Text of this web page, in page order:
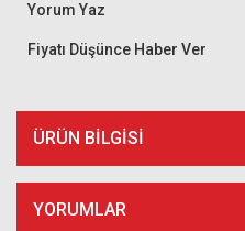
Yorum Yaz
Fiyatı Düşünce Haber Ver
ÜRÜN BILGISI
YORUMLAR